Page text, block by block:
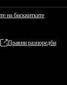
на бисквитките
Правни разпоредби